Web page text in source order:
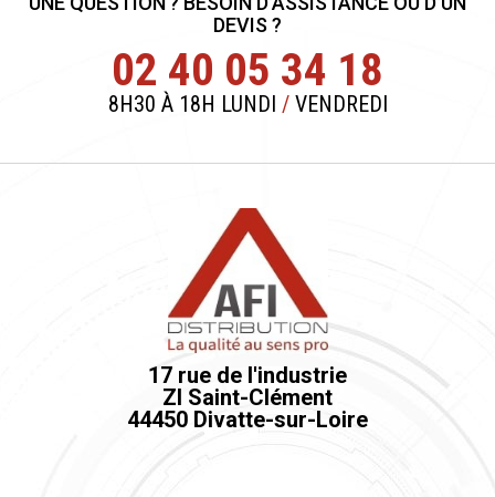
DEVIS ?
02 40 05 34 18
8H30 À 18H LUNDI /VENDREDI
17 rue de l'industrie
ZI Saint-Clément
44450 Divatte-sur-Loire